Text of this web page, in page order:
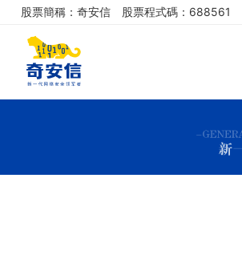
股票簡稱：奇安信 股票程式碼：688561